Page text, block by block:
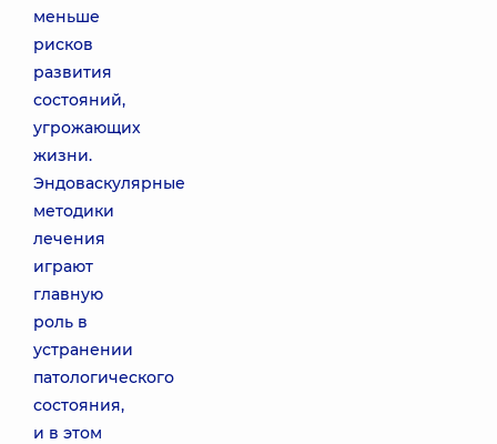
меньше
рисков
развития
состояний,
угрожающих
жизни.
Эндоваскулярные
методики
лечения
играют
главную
роль в
устранении
патологического
состояния,
и в этом